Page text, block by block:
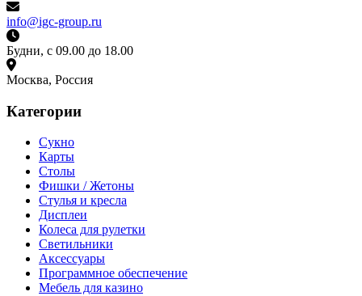
info@igc-group.ru
Будни, с 09.00 до 18.00
Москва, Россия
Категории
Сукно
Карты
Столы
Фишки / Жетоны
Стулья и кресла
Дисплеи
Колеса для рулетки
Светильники
Аксессуары
Программное обеспечение
Мебель для казино